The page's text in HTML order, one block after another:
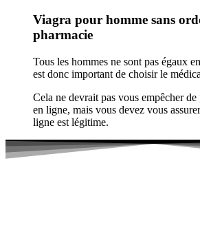
Viagra pour homme sans
pharmacie
Tous les hommes ne sont pas égaux
est donc important de choisir le
Cela ne devrait pas vous empêcher de
en ligne, mais vous devez vous
ligne est légitime.